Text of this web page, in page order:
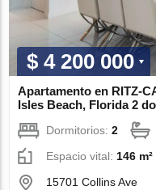
$ 4 200 000
Apartamento en RITZ-
Isles Beach, Florida 2
Dormitorios:2
Espacio vital:146 m²
15701 Collins Ave